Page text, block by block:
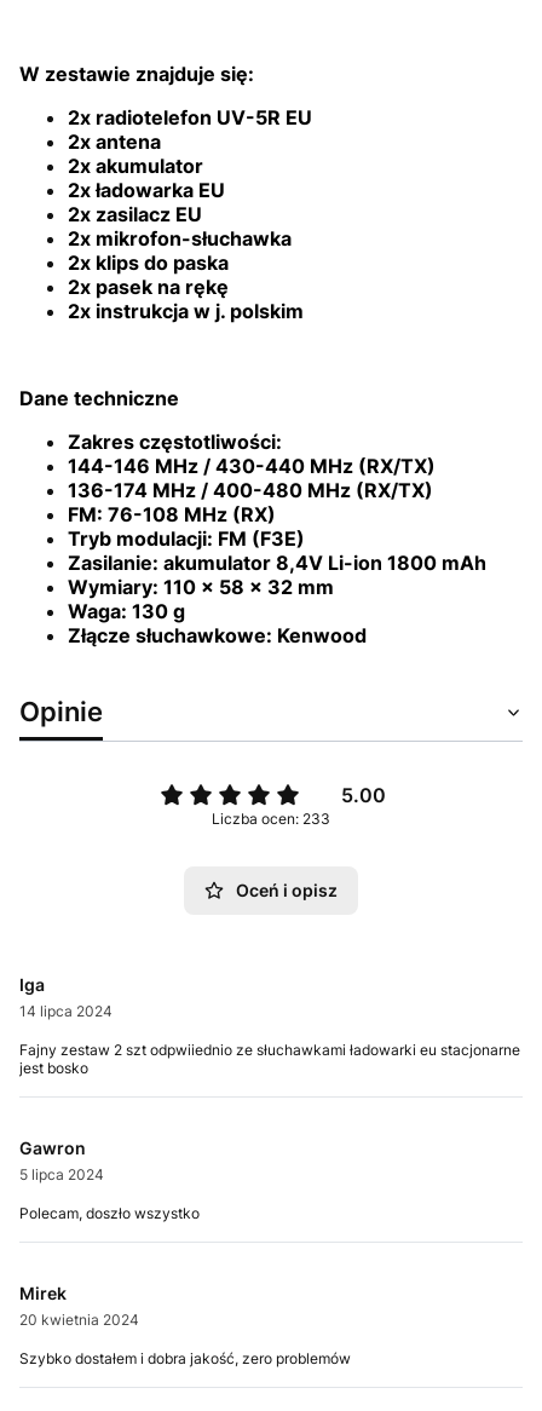
W zestawie znajduje się:
2x radiotelefon UV-5R EU
2x antena
2x akumulator
2x ładowarka EU
2x zasilacz EU
2x mikrofon-słuchawka
2x klips do paska
2x pasek na rękę
2x instrukcja w j. polskim
Dane techniczne
Zakres częstotliwości:
144-146 MHz / 430-440 MHz (RX/TX)
136-174 MHz / 400-480 MHz (RX/TX)
FM: 76-108 MHz (RX)
Tryb modulacji: FM (F3E)
Zasilanie: akumulator 8,4V Li-ion 1800 mAh
Wymiary: 110 x 58 x 32 mm
Waga: 130 g
Złącze słuchawkowe: Kenwood
Opinie
5.00
Liczba ocen: 233
Oceń i opisz
Iga
14 lipca 2024
Fajny zestaw 2 szt odpwiiednio ze słuchawkami ładowarki eu stacjonarne
jest bosko
Gawron
5 lipca 2024
Polecam, doszło wszystko
Mirek
20 kwietnia 2024
Szybko dostałem i dobra jakość, zero problemów